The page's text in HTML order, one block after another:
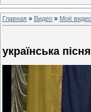
Главная » Видео » Моё видео
українська